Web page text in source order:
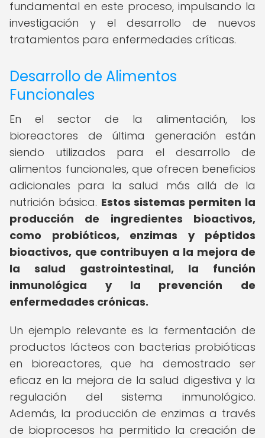
fundamental en este proceso, impulsando la
investigación y el desarrollo de nuevos
tratamientos para enfermedades críticas.
Desarrollo de Alimentos
Funcionales
En el sector de la alimentación, los
bioreactores de última generación están
siendo utilizados para el desarrollo de
alimentos funcionales, que ofrecen beneficios
adicionales para la salud más allá de la
nutrición básica. Estos sistemas permiten la
producción de ingredientes bioactivos,
como probióticos, enzimas y péptidos
bioactivos, que contribuyen a la mejora de
la salud gastrointestinal, la función
inmunológica y la prevención de
enfermedades crónicas.
Un ejemplo relevante es la fermentación de
productos lácteos con bacterias probióticas
en bioreactores, que ha demostrado ser
eficaz en la mejora de la salud digestiva y la
regulación del sistema inmunológico.
Además, la producción de enzimas a través
de bioprocesos ha permitido la creación de